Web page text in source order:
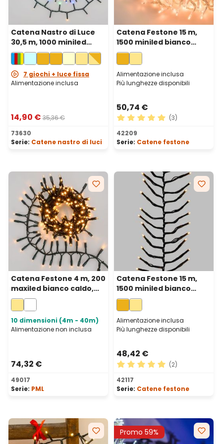
Catena Nastro di Luce
30,5 m, 1000 miniled
multicolor, cavo verde
7 giochi + luce fissa
Alimentazione inclusa
14,90 € 35,36 €
73630
Serie: Catene nastro di luci
Catena Festone 15 m,
1500 miniled bianco
extra caldo, cavo
trasparente
Alimentazione inclusa
Più lunghezze disponibili
50,74 €
Valutazione media di 5 su
(3)
42209
Serie: Catene festone
Catena Festone 4 m, 200
maxiled bianco caldo,
cavo verde
prolungabile, IP67
10 dimensioni (4m - 40m)
Alimentazione non inclusa
74,32 €
49017
Serie: PML
Catena Festone 15 m,
1500 miniled bianco
extra caldo, cavo verde
Alimentazione inclusa
Più lunghezze disponibili
48,42 €
Valutazione media di 5 su
(2)
42117
Serie: Catene festone
Promo 59%